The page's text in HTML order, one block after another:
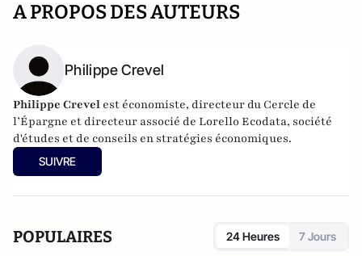
A PROPOS DES AUTEURS
Philippe Crevel
Philippe Crevel est économiste, directeur du Cercle de
l’Épargne et directeur associé de Lorello Ecodata, société
d'études et de conseils en stratégies économiques.
SUIVRE
POPULAIRES 24 Heures 7 Jours